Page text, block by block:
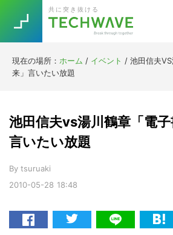
primary
navigation
main
content
primary
sidebar
footer
共に突き抜ける
現在の場所： ホーム / イベント / 池田信夫
来」言いたい放題
2010-05-28 18:48
池田信夫vs湯川鶴章「電子
言いたい放題
By tsuruaki
TOPICS
RE:LIFE
Re:Work
[Startup]
[Voice Edition]
Trend 今話題の注目キーワード
Asana